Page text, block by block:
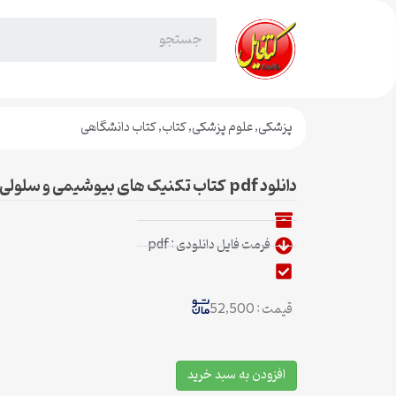
پزشکی,علوم پزشکی,کتاب,کتاب دانشگاهی
دانلود pdf کتاب تکنیک های بیوشیمی و سلولی واتسون ویرایش ۷
فرمت فایل دانلودی : pdf
قیمت : 52,500
افزودن به سبد خرید